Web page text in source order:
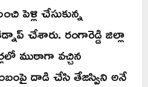
పెళ్లి చేసుకున్న
చేశారు. రంగారెడ్డి జిల్లా
ముఠాగా వచ్చిన
దాడి చేసి తేజస్విని అనే